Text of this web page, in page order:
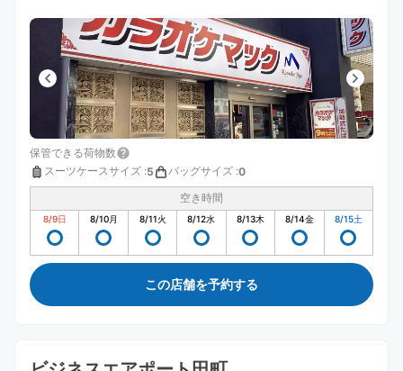
保管できる荷物数
スーツケースサイズ :5 バッグサイズ :0
空き時間
8/9日 8/10月 8/11火 8/12水 8/13木 8/14金 8/15土
この店舗を予約する